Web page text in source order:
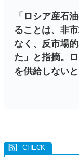
「ロシア産石
ることは、非
なく、反市場
た」と指摘。
を供給しないと